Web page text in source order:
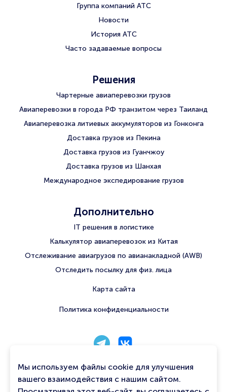
Группа компаний АТС
Новости
История АТС
Часто задаваемые вопросы
Решения
Чартерные авиаперевозки грузов
Авиаперевозки в города РФ транзитом через Таиланд
Авиаперевозка литиевых аккумуляторов из Гонконга
Доставка грузов из Пекина
Доставка грузов из Гуанчжоу
Доставка грузов из Шанхая
Международное экспедирование грузов
Дополнительно
IT решения в логистике
Калькулятор авиаперевозок из Китая
Отслеживание авиагрузов по авианакладной (AWB)
Отследить посылку для физ. лица
Карта сайта
Политика конфиденциальности
8 800 222 56 06
info@qtavia.com
Мы используем файлы cookie для улучшения
вашего взаимодействия с нашим сайтом.